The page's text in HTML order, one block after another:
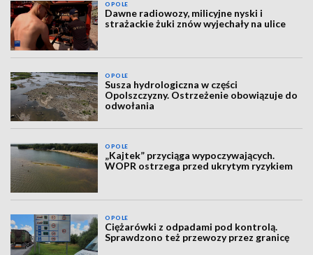
OPOLE
Dawne radiowozy, milicyjne nyski i
strażackie żuki znów wyjechały na ulice
OPOLE
Susza hydrologiczna w części
Opolszczyzny. Ostrzeżenie obowiązuje do
odwołania
OPOLE
„Kajtek” przyciąga wypoczywających.
WOPR ostrzega przed ukrytym ryzykiem
OPOLE
Ciężarówki z odpadami pod kontrolą.
Sprawdzono też przewozy przez granicę